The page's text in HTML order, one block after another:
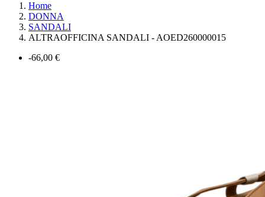
Home
DONNA
SANDALI
ALTRAOFFICINA SANDALI - AOED260000015
-66,00 €